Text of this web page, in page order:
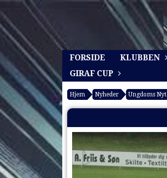
FORSIDE KLUBBEN
GIRAF CUP
Hjem Nyheder Ungdoms Nyt